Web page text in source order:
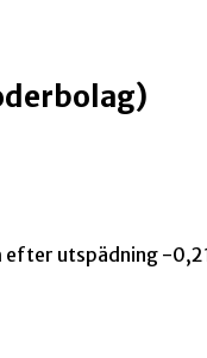
utspädning -